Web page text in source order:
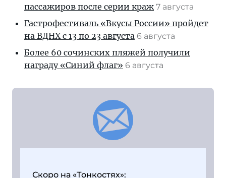
пассажиров после серии краж 7 августа
Гастрофестиваль «Вкусы России» пройдет
на ВДНХ с 13 по 23 августа 6 августа
Более 60 сочинских пляжей получили
награду «Синий флаг» 6 августа
Скоро на «Тонкостях»: